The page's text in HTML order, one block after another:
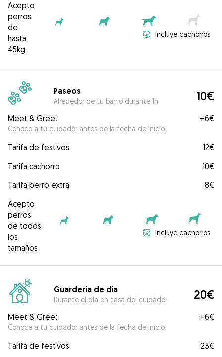
Acepto
perros
de
hasta
45kg
Incluye cachorros
Paseos
Alrededor de tu barrio durante 1h 10€
Meet & Greet
Conoce a tu cuidador antes de la fecha de inicio.
+6€
Tarifa de festivos
12€
Tarifa cachorro
10€
Tarifa perro extra
8€
Acepto
perros
de todos
los
tamaños
Incluye cachorros
Guardería de día
Durante el día en casa del cuidador 20€
Meet & Greet
Conoce a tu cuidador antes de la fecha de inicio.
+6€
Tarifa de festivos 23€